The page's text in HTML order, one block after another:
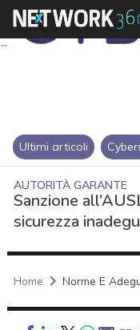
Ultimi articoli
AUTORITÀ GARANTE
Sanzione
sicurezza
Home Norme E